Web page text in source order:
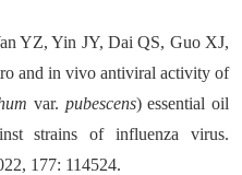
YZ, Yin JY, Dai QS, Guo XJ,
and in vivo antiviral activity of
var. pubescens) essential oil
strains of influenza virus.
177: 114524.